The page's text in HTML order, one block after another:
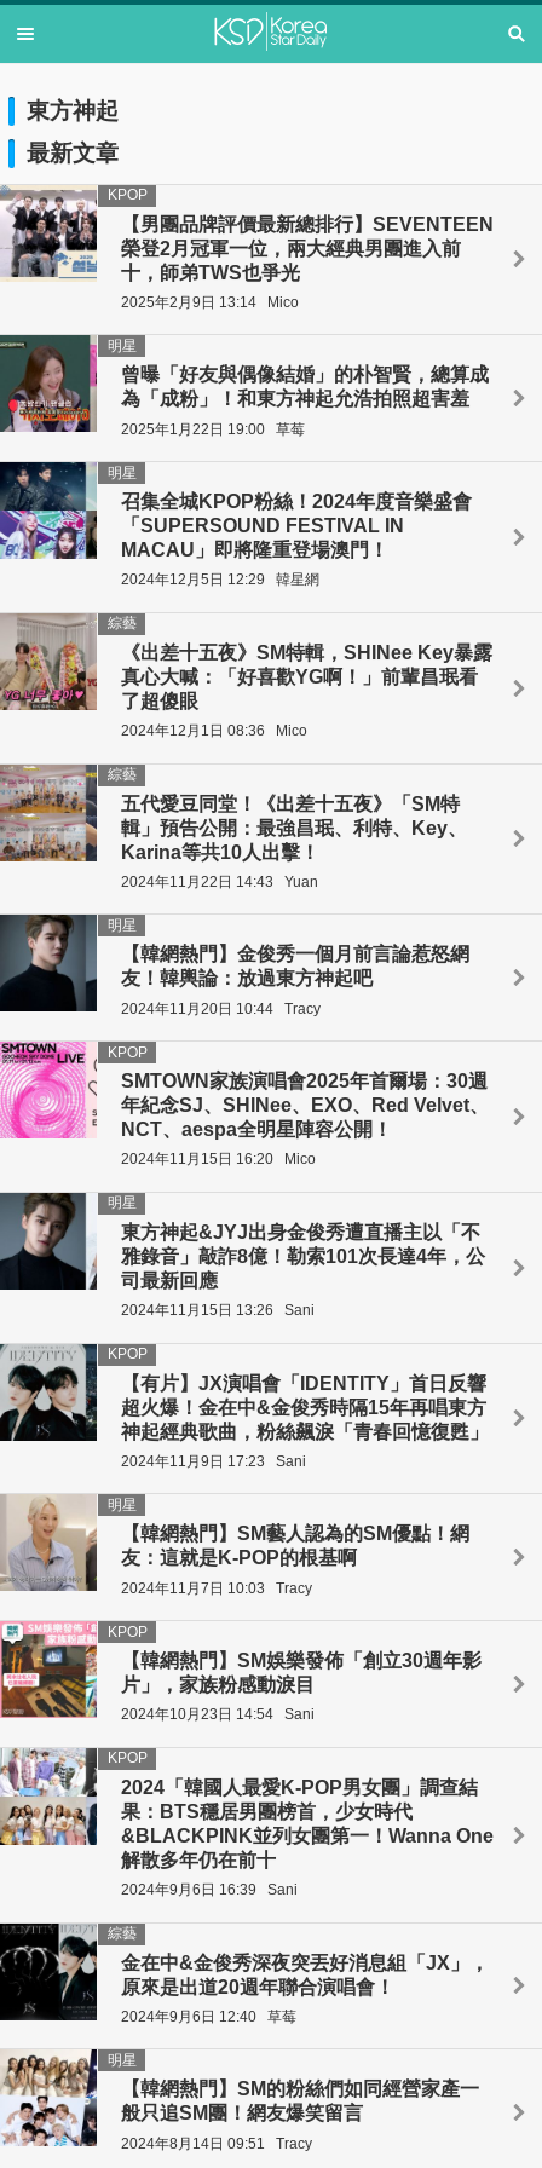
東方神起
最新文章
【男團品牌評價最新總排行】SEVENTEEN
榮登2月冠軍一位，兩大經典男團進入前
十，師弟TWS也爭光
KPOP
2025年2月9日 13:14 Mico
曾曝「好友與偶像結婚」的朴智賢，總算成
為「成粉」！和東方神起允浩拍照超害羞
明星
2025年1月22日 19:00 草莓
召集全城KPOP粉絲！2024年度音樂盛會
「SUPERSOUND FESTIVAL IN
MACAU」即將隆重登場澳門！
明星
2024年12月5日 12:29 韓星網
《出差十五夜》SM特輯，SHINee Key暴露
真心大喊：「好喜歡YG啊！」前輩昌珉看
了超傻眼
綜藝
2024年12月1日 08:36 Mico
五代愛豆同堂！《出差十五夜》「SM特
輯」預告公開：最強昌珉、利特、Key、
Karina等共10人出擊！
綜藝
2024年11月22日 14:43 Yuan
【韓網熱門】金俊秀一個月前言論惹怒網
友！韓輿論：放過東方神起吧
明星
2024年11月20日 10:44 Tracy
SMTOWN家族演唱會2025年首爾場：30週
年紀念SJ、SHINee、EXO、Red Velvet、
NCT、aespa全明星陣容公開！
KPOP
2024年11月15日 16:20 Mico
東方神起&JYJ出身金俊秀遭直播主以「不
雅錄音」敲詐8億！勒索101次長達4年，公
司最新回應
明星
2024年11月15日 13:26 Sani
【有片】JX演唱會「IDENTITY」首日反響
超火爆！金在中&金俊秀時隔15年再唱東方
神起經典歌曲，粉絲飆淚「青春回憶復甦」
KPOP
2024年11月9日 17:23 Sani
【韓網熱門】SM藝人認為的SM優點！網
友：這就是K-POP的根基啊
明星
2024年11月7日 10:03 Tracy
【韓網熱門】SM娛樂發佈「創立30週年影
片」，家族粉感動淚目
KPOP
2024年10月23日 14:54 Sani
2024「韓國人最愛K-POP男女團」調查結
果：BTS穩居男團榜首，少女時代
&BLACKPINK並列女團第一！Wanna One
解散多年仍在前十
KPOP
2024年9月6日 16:39 Sani
金在中&金俊秀深夜突丟好消息組「JX」，
原來是出道20週年聯合演唱會！
綜藝
2024年9月6日 12:40 草莓
【韓網熱門】SM的粉絲們如同經營家產一
般只追SM團！網友爆笑留言
明星
2024年8月14日 09:51 Tracy